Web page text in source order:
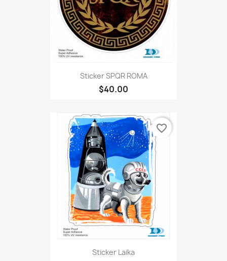
Sticker SPQR ROMA
$40.00
Sticker Laika
favorite_border